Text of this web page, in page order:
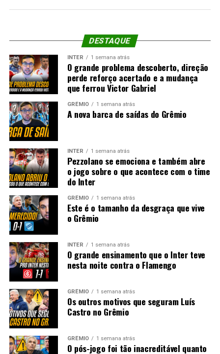
DESTAQUE
INTER 1 semana atrás
O grande problema descoberto, direção
perde reforço acertado e a mudança
que ferrou Victor Gabriel
GRÊMIO 1 semana atrás
A nova barca de saídas do Grêmio
INTER 1 semana atrás
Pezzolano se emociona e também abre
o jogo sobre o que acontece com o time
do Inter
GRÊMIO 1 semana atrás
Este é o tamanho da desgraça que vive
o Grêmio
INTER 1 semana atrás
O grande ensinamento que o Inter teve
nesta noite contra o Flamengo
GRÊMIO 1 semana atrás
Os outros motivos que seguram Luís
Castro no Grêmio
GRÊMIO 1 semana atrás
O pós-jogo foi tão inacreditável quanto